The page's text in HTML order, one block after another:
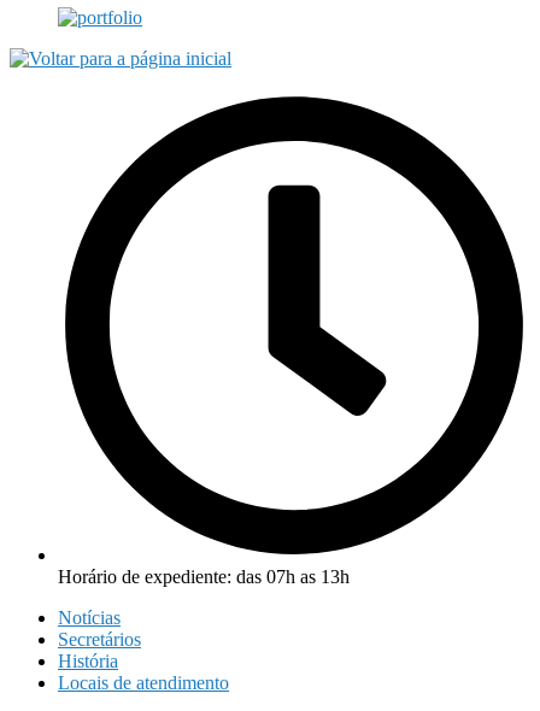
Horário de expediente: das 07h as 13h
Notícias
Secretários
História
Locais de atendimento